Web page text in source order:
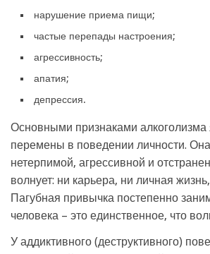
нарушение приема пищи;
частые перепады настроения;
агрессивность;
апатия;
депрессия.
Основными признаками алкоголизма
перемены в поведении личности.
нетерпимой, агрессивной и
волнует: ни карьера, ни личная
Пагубная привычка постепенно
человека – это единственное, что
У аддиктивного (деструктивного)